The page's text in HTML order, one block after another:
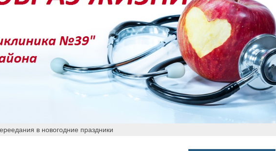
в новогодние праздники